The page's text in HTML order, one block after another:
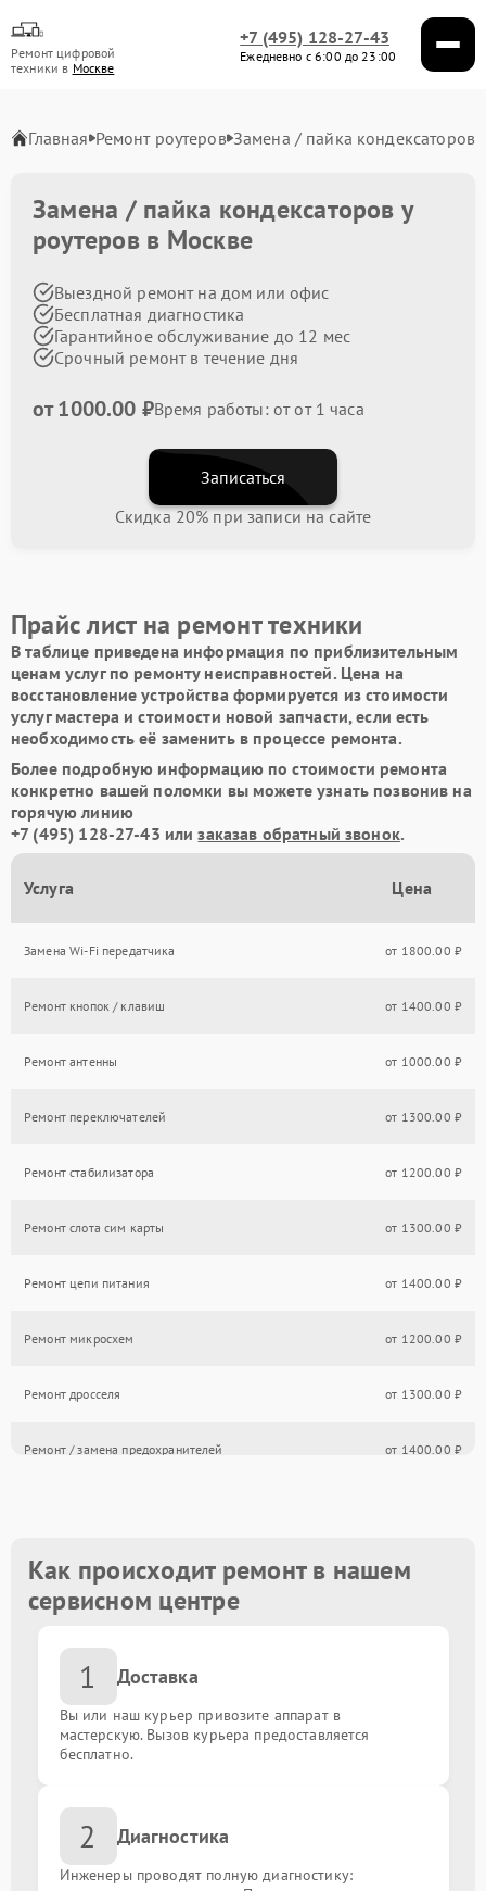
Ремонт цифровой
техники в Москве
+7 (495) 128-27-43
Ежедневно с 6:00 до 23:00
Главная Ремонт роутеров Замена / пайка кондексаторов
Замена / пайка кондексаторов у
роутеров в Москве
Выездной ремонт на дом или офис
Бесплатная диагностика
Гарантийное обслуживание до 12 мес
Срочный ремонт в течение дня
от 1000.00 ₽Время работы: от от 1 часа
Записаться
Скидка 20% при записи на сайте
Прайс лист на ремонт техники
В таблице приведена информация по приблизительным
ценам услуг по ремонту неисправностей. Цена на
восстановление устройства формируется из стоимости
услуг мастера и стоимости новой запчасти, если есть
необходимость её заменить в процессе ремонта.
Более подробную информацию по стоимости ремонта
конкретно вашей поломки вы можете узнать позвонив на
горячую линию
+7 (495) 128-27-43 илизаказав обратный звонок.
Услуга Цена
Замена Wi-Fi передатчика от 1800.00 ₽
Ремонт кнопок / клавиш от 1400.00 ₽
Ремонт антенны от 1000.00 ₽
Ремонт переключателей от 1300.00 ₽
Ремонт стабилизатора от 1200.00 ₽
Ремонт слота сим карты от 1300.00 ₽
Ремонт цепи питания от 1400.00 ₽
Ремонт микросхем от 1200.00 ₽
Ремонт дросселя от 1300.00 ₽
Ремонт / замена предохранителей от 1400.00 ₽
Как происходит ремонт в нашем
сервисном центре
1 Доставка
Вы или наш курьер привозите аппарат в
мастерскую. Вызов курьера предоставляется
бесплатно.
2 Диагностика
Инженеры проводят полную диагностику: